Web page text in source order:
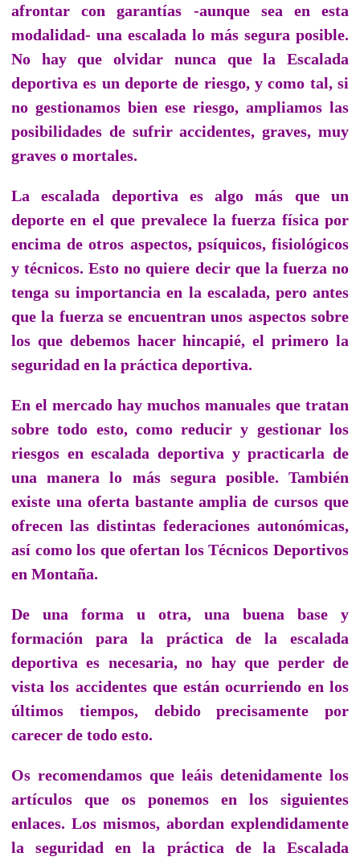
afrontar con garantías -aunque sea en esta
modalidad- una escalada lo más segura posible.
No hay que olvidar nunca que la Escalada
deportiva es un deporte de riesgo, y como tal, si
no gestionamos bien ese riesgo, ampliamos las
posibilidades de sufrir accidentes, graves, muy
graves o mortales.
La escalada deportiva es algo más que un
deporte en el que prevalece la fuerza física por
encima de otros aspectos, psíquicos, fisiológicos
y técnicos. Esto no quiere decir que la fuerza no
tenga su importancia en la escalada, pero antes
que la fuerza se encuentran unos aspectos sobre
los que debemos hacer hincapié, el primero la
seguridad en la práctica deportiva.
En el mercado hay muchos manuales que tratan
sobre todo esto, como reducir y gestionar los
riesgos en escalada deportiva y practicarla de
una manera lo más segura posible. También
existe una oferta bastante amplia de cursos que
ofrecen las distintas federaciones autonómicas,
así como los que ofertan los Técnicos Deportivos
en Montaña.
De una forma u otra, una buena base y
formación para la práctica de la escalada
deportiva es necesaria, no hay que perder de
vista los accidentes que están ocurriendo en los
últimos tiempos, debido precisamente por
carecer de todo esto.
Os recomendamos que leáis detenidamente los
artículos que os ponemos en los siguientes
enlaces. Los mismos, abordan explendidamente
la seguridad en la práctica de la Escalada